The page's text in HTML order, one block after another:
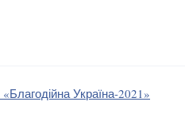
Україна-2021»